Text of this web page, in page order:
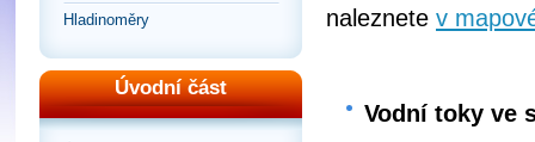
Hladinoměry
Úvodní část
naleznete v
Vodní toky ve